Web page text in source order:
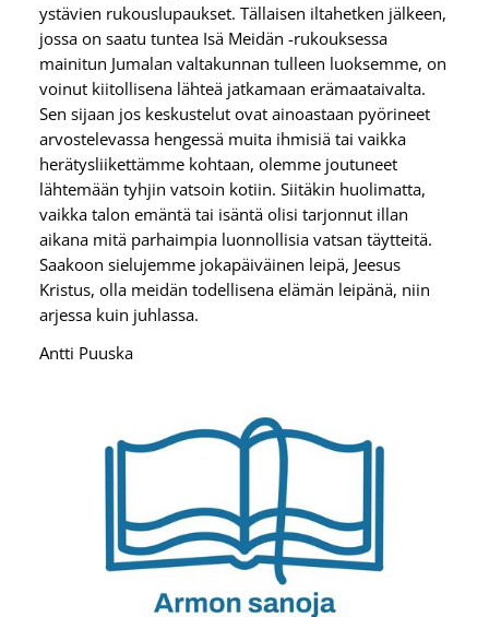
ystävien rukouslupaukset. Tällaisen iltahetken jälkeen,
jossa on saatu tuntea Isä Meidän -rukouksessa
mainitun Jumalan valtakunnan tulleen luoksemme, on
voinut kiitollisena lähteä jatkamaan erämaataivalta.
Sen sijaan jos keskustelut ovat ainoastaan pyörineet
arvostelevassa hengessä muita ihmisiä tai vaikka
herätysliikettämme kohtaan, olemme joutuneet
lähtemään tyhjin vatsoin kotiin. Siitäkin huolimatta,
vaikka talon emäntä tai isäntä olisi tarjonnut illan
aikana mitä parhaimpia luonnollisia vatsan täytteitä.
Saakoon sielujemme jokapäiväinen leipä, Jeesus
Kristus, olla meidän todellisena elämän leipänä, niin
arjessa kuin juhlassa.
Antti Puuska